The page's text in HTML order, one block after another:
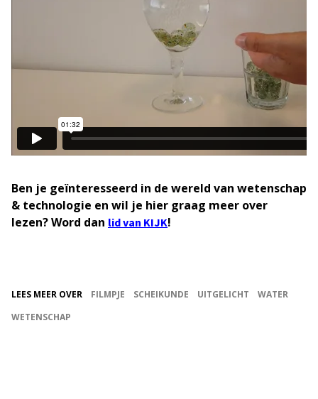
Ben je geïnteresseerd in de wereld van wetenschap
& technologie en wil je hier graag meer over
lezen? Word dan lid van KIJK!
LEES MEER OVER FILMPJE SCHEIKUNDE UITGELICHT
WATER
WETENSCHAP